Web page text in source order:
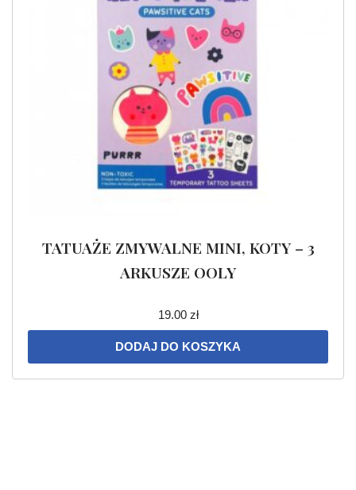
TATUAŻE ZMYWALNE MINI, KOTY – 3
ARKUSZE OOLY
19.00 zł
DODAJ DO KOSZYKA